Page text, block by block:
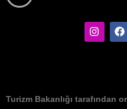
Turizm Bakanlığı tarafından